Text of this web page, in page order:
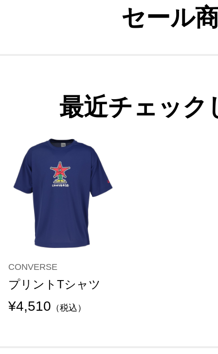
セール
最近チェック
CONVERSE
プリントTシャツ
¥4,510 （税込）